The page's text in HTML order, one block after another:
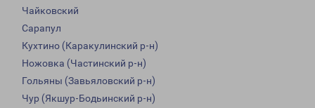
Чайковский
Сарапул
Кухтино (Каракулинский р-н)
Ножовка (Частинский р-н)
Гольяны (Завьяловский р-н)
Чур (Якшур-Бодьинский р-н)